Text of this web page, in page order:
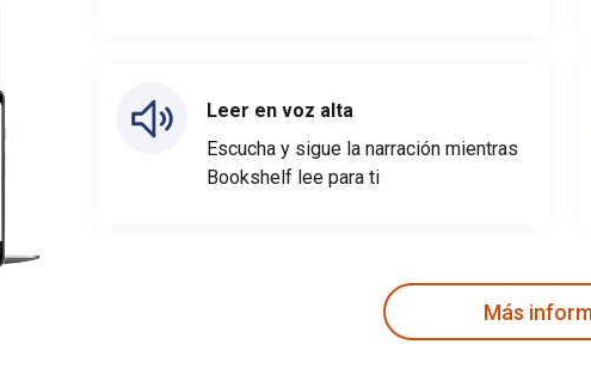
Leer en voz alta
Escucha y sigue la narración mientras
Bookshelf lee para ti
Más